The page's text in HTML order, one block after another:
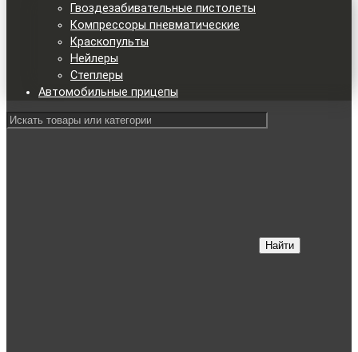
Гвоздезабивательные пистолеты
Компрессоры пневматические
Краскопульты
Нейлеры
Степлеры
Автомобильные прицепы
Найти